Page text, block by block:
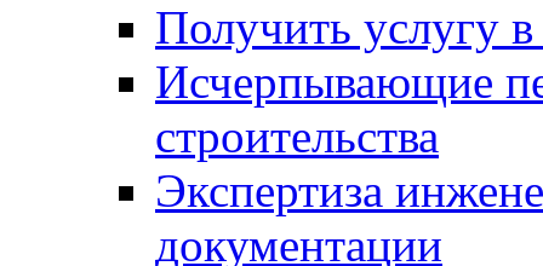
Получить услугу в
Исчерпывающие
строительства
Экспертиза
документации